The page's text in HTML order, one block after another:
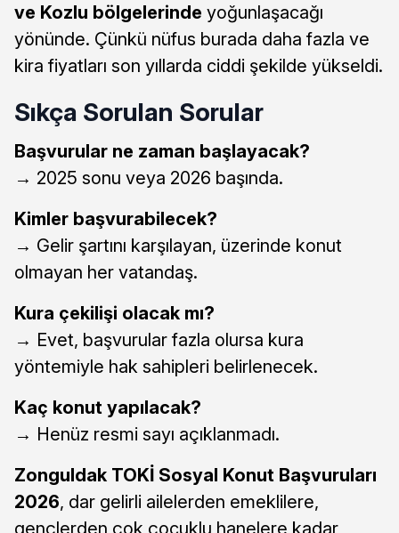
ve Kozlu bölgelerinde yoğunlaşacağı
yönünde. Çünkü nüfus burada daha fazla ve
kira fiyatları son yıllarda ciddi şekilde yükseldi.
Sıkça Sorulan Sorular
Başvurular ne zaman başlayacak?
→ 2025 sonu veya 2026 başında.
Kimler başvurabilecek?
→ Gelir şartını karşılayan, üzerinde konut
olmayan her vatandaş.
Kura çekilişi olacak mı?
→ Evet, başvurular fazla olursa kura
yöntemiyle hak sahipleri belirlenecek.
Kaç konut yapılacak?
→ Henüz resmi sayı açıklanmadı.
Zonguldak TOKİ Sosyal Konut Başvuruları
2026, dar gelirli ailelerden emeklilere,
gençlerden çok çocuklu hanelere kadar